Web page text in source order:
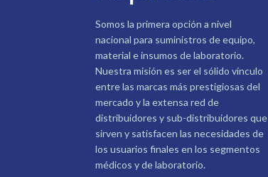
Somos la primera opción a nivel
nacional para suministros de equipo,
material e insumos de laboratorio.
Nuestra misión es ser el sólido vínculo
entre las marcas más prestigiosas del
mercado y la extensa red de
distribuidores y sub-distribuidores que
sirven y satisfacen las necesidades de
los usuarios finales en los segmentos
médicos y de laboratorio.